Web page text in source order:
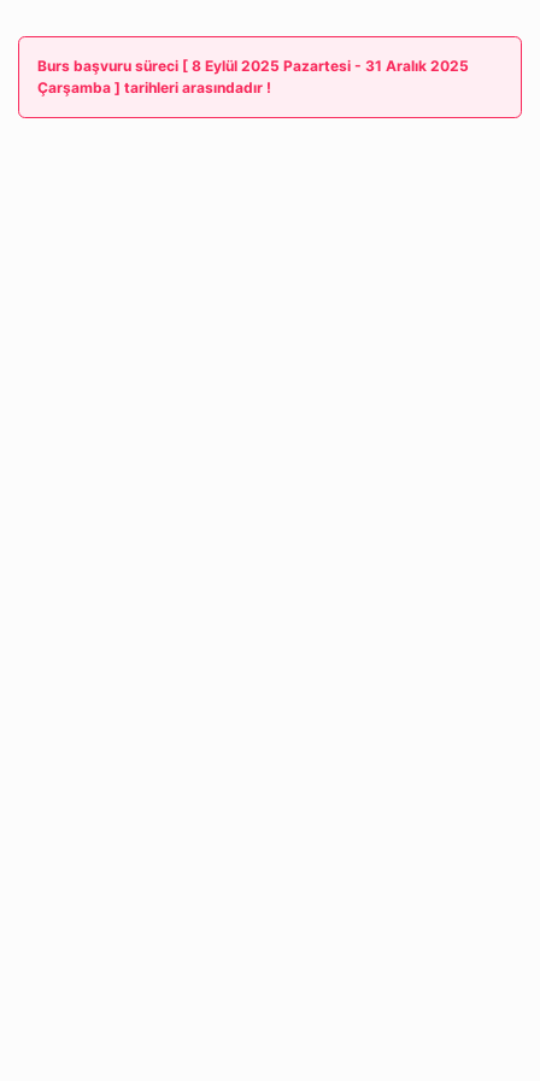
Burs başvuru süreci [ 8 Eylül 2025 Pazartesi - 31 Aralık 2025
Çarşamba ] tarihleri arasındadır !